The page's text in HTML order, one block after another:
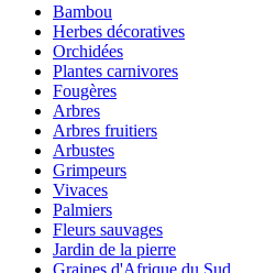
Bambou
Herbes décoratives
Orchidées
Plantes carnivores
Fougères
Arbres
Arbres fruitiers
Arbustes
Grimpeurs
Vivaces
Palmiers
Fleurs sauvages
Jardin de la pierre
Graines d'Afrique du Sud